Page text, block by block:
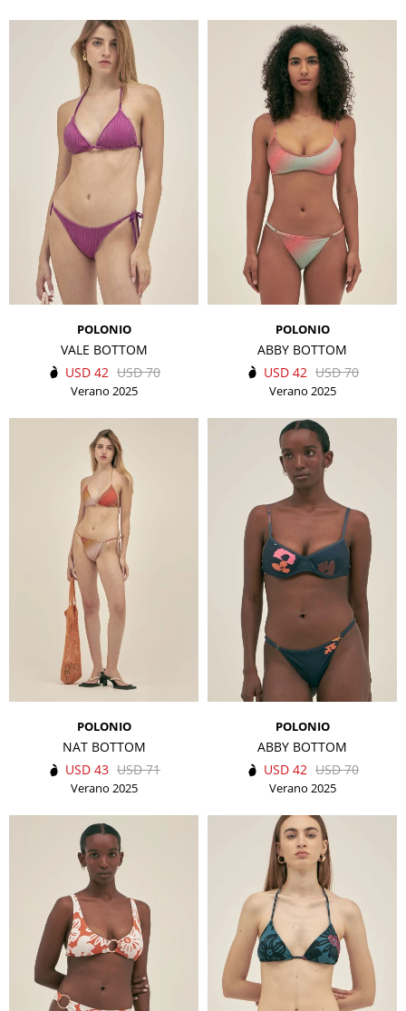
POLONIO
VALE BOTTOM
USD 42 USD 70
Verano 2025
POLONIO
ABBY BOTTOM
USD 42 USD 70
Verano 2025
POLONIO
NAT BOTTOM
USD 43 USD 71
Verano 2025
POLONIO
ABBY BOTTOM
USD 42 USD 70
Verano 2025